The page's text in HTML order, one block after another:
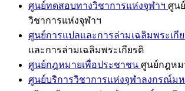
ศูนย์ทดสอบทางวิชาการแห่งจุฬาฯ ศูน
วิชาการแห่งจุฬาฯ
ศูนย์การแปลและการล่ามเฉลิมพระเกี
และการล่ามเฉลิมพระเกียรติ
ศูนย์กฎหมายเพื่อประชาชน ศูนย์กฎหม
ศูนย์บริการวิชาการแห่งจุฬาลงกรณ์ม